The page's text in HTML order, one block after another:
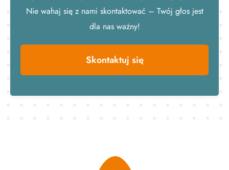
Nie wahaj się z nami skontaktować – Twój głos jest
dla nas ważny!
Skontaktuj się